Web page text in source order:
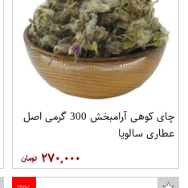
چای کوهی آرامبخش 300 گرمی اصل
عطاری سالویا
۲۷۰,۰۰۰